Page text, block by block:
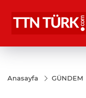
Anasayfa GÜNDEM